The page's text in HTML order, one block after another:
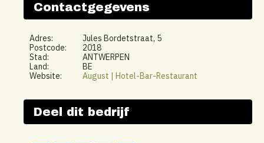
Contactgegevens
Adres:
Jules Bordetstraat, 5
Postcode:
2018
Stad:
ANTWERPEN
Land:
BE
Website:
August | Hotel-Bar-Restaurant
Deel dit bedrijf